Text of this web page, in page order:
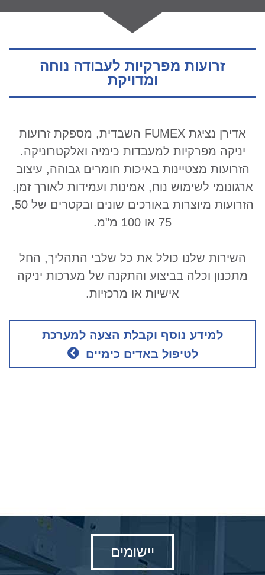
זרועות מפרקיות לעבודה נוחה
ומדויקת
אדירן נציגת FUMEX השבדית, מספקת זרועות
יניקה מפרקיות למעבדות כימיה ואלקטרוניקה.
הזרועות מצטיינות באיכות חומרים גבוהה, עיצוב
ארגונומי לשימוש נוח, אמינות ועמידות לאורך זמן.
הזרועות מיוצרות באורכים שונים ובקטרים של 50,
75 או 100 מ"מ.
השירות שלנו כולל את כל שלבי התהליך, החל
מתכנון וכלה בביצוע והתקנה של מערכות יניקה
אישיות או מרכזיות.
למידע נוסף וקבלת הצעה למערכת
לטיפול באדים כימיים
יישומים